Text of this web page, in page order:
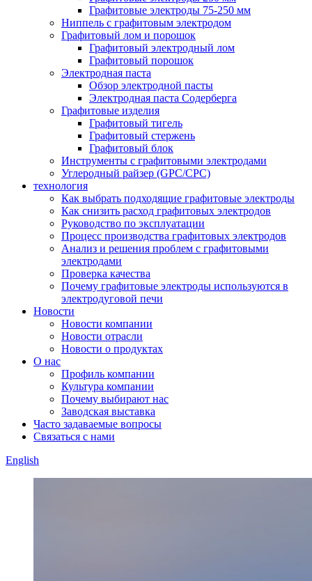
Графитовые электроды 75-250 мм
Ниппель с графитовым электродом
Графитовый лом и порошок
Графитовый электродный лом
Графитовый порошок
Электродная паста
Обзор электродной пасты
Электродная паста Содерберга
Графитовые изделия
Графитовый тигель
Графитовый стержень
Графитовый блок
Инструменты с графитовыми электродами
Углеродный райзер (GPC/CPC)
технология
Как выбрать подходящие графитовые электроды
Как снизить расход графитовых электродов
Руководство по эксплуатации
Процесс производства графитовых электродов
Анализ и решения проблем с графитовыми
электродами
Проверка качества
Почему графитовые электроды используются в
электродуговой печи
Новости
Новости компании
Новости отрасли
Новости о продуктах
О нас
Профиль компании
Культура компании
Почему выбирают нас
Заводская выставка
Часто задаваемые вопросы
Связаться с нами
English